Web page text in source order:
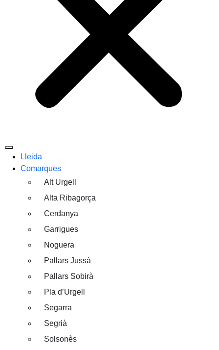
Lleida
Comarques
Alt Urgell
Alta Ribagorça
Cerdanya
Garrigues
Noguera
Pallars Jussà
Pallars Sobirà
Pla d’Urgell
Segarra
Segrià
Solsonès